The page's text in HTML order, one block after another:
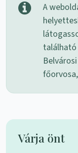
A
főorvosa,
Várja önt